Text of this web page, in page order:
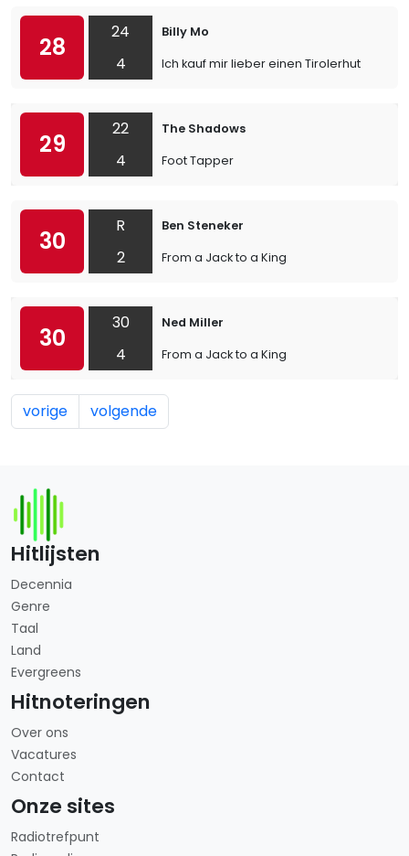
28
24
4
Billy Mo
Ich kauf mir lieber einen Tirolerhut
29
22
4
The Shadows
Foot Tapper
30
R
2
Ben Steneker
From a Jack to a King
30
30
4
Ned Miller
From a Jack to a King
vorige volgende
Hitlijsten
Decennia
Genre
Taal
Land
Evergreens
Hitnoteringen
Over ons
Vacatures
Contact
Onze sites
Radiotrefpunt